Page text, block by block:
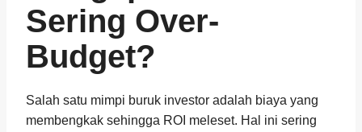
Sering Over-
Budget?
Salah satu mimpi buruk investor adalah biaya yang
membengkak sehingga ROI meleset. Hal ini sering